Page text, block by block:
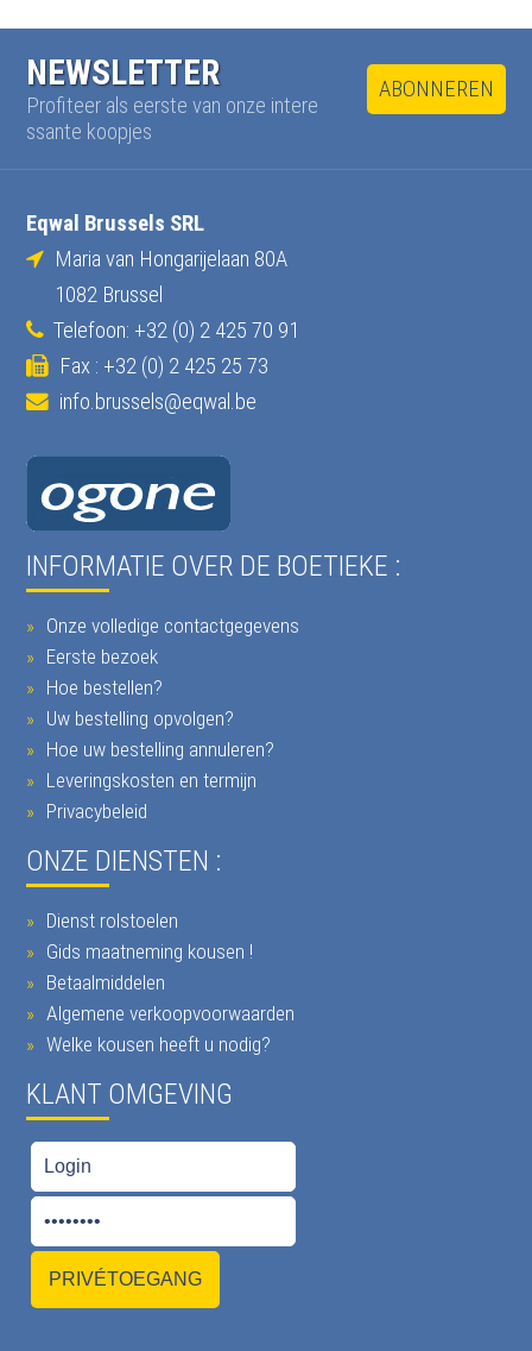
ABONNEREN
NEWSLETTER
Profiteer als eerste van onze intere
ssante koopjes
Eqwal Brussels SRL
Maria van Hongarijelaan 80A
1082 Brussel
Telefoon: +32 (0) 2 425 70 91
Fax : +32 (0) 2 425 25 73
info.brussels@eqwal.be
INFORMATIE OVER DE BOETIEKE :
Onze volledige contactgegevens
Eerste bezoek
Hoe bestellen?
Uw bestelling opvolgen?
Hoe uw bestelling annuleren?
Leveringskosten en termijn
Privacybeleid
ONZE DIENSTEN :
Dienst rolstoelen
Gids maatneming kousen !
Betaalmiddelen
Algemene verkoopvoorwaarden
Welke kousen heeft u nodig?
KLANT OMGEVING